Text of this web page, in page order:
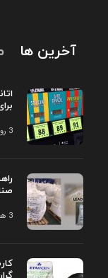
آخرین ها
3 روز قبل
3 هفته قبل